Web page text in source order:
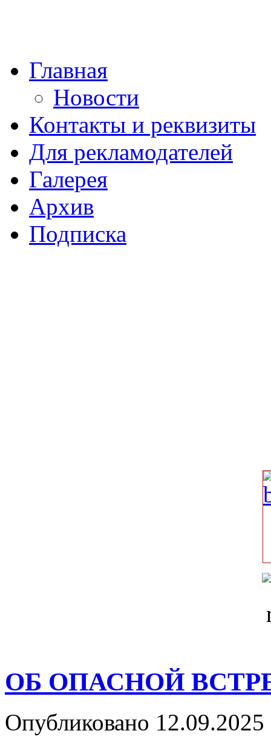
Главная
Новости
Контакты и реквизиты
Для рекламодателей
Галерея
Архив
Подписка
ОБ ОПАСНОЙ
Опубликовано